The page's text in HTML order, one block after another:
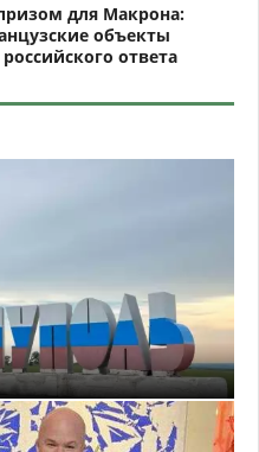
для Макрона:
объекты
ответа